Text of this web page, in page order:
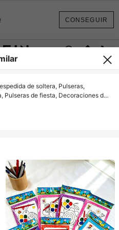
CONSEGUIR
de soltera, Pulseras,
Pulseras de fiesta, Decoraciones de
de boda, Collares de estilo
adultas, Decoraciones de
Artículos de fiesta, Accesorios